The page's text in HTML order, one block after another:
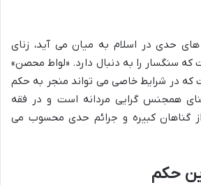
حدی در اسلام به میان می آید، زنای
سنگسار را به دنبال دارد. «لواط محصن»
که در شرایط خاصی می تواند منجر به حکم
همجنس گرایی مردانه است و در فقه
گناهان کبیره و جرائم حدی محسوب می
حکم